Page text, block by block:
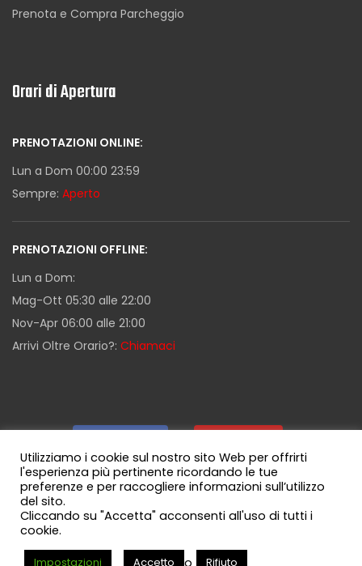
Prenota e Compra Parcheggio
Orari di Apertura
PRENOTAZIONI ONLINE:
Lun a Dom 00:00 23:59
Sempre: Aperto
PRENOTAZIONI OFFLINE:
Lun a Dom:
Mag-Ott 05:30 alle 22:00
Nov-Apr 06:00 alle 21:00
Arrivi Oltre Orario?: Chiamaci
Guida Milazzo | Canale WhatsApp
Utilizziamo i cookie sul nostro sito Web per offrirti
l'esperienza più pertinente ricordando le tue
preferenze e per raccogliere informazioni sull’utilizzo
del sito.
Cliccando su "Accetta" acconsenti all'uso di tutti i
cookie.
Impostazioni Accetto o Rifiuto